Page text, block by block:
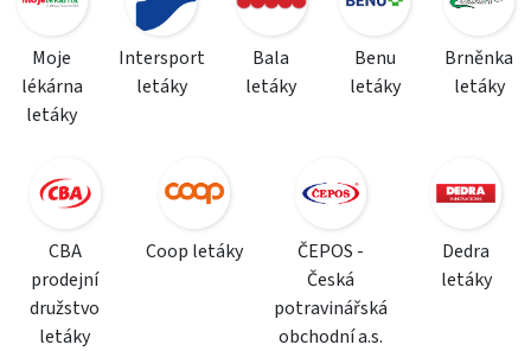
Moje
lékárna
letáky
Intersport
letáky
Bala
letáky
Benu
letáky
Brněnka
letáky
CBA
prodejní
družstvo
letáky
Coop letáky
ČEPOS -
Česká
potravinářská
obchodní a.s.
Dedra
letáky